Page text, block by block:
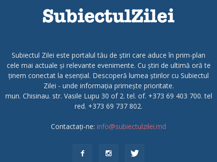
Subiectul Zilei este portalul tău de știri care aduce în prim-plan
cele mai actuale și relevante evenimente. Cu știri de ultimă oră te
ținem conectat la esențial. Descoperă lumea știrilor cu Subiectul
Zilei - unde informația primește prioritate.
mun. Chisinau. str. Vasile Lupu 30 of 2. tel. of. +373 69 403 700. tel
red. +373 69 737 802.
Contactați-ne: info@subiectulzilei.md